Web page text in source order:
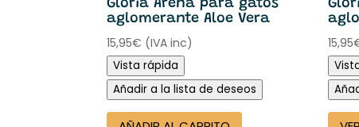
Gloria Arena para gatos
aglomerante Aloe Vera
15,95€ (IVA inc)
Vista rápida
Añadir a la lista de deseos
15,95